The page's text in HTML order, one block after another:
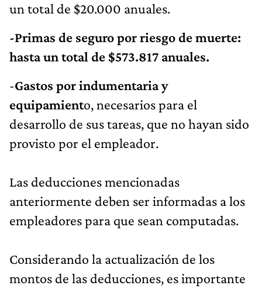
un total de $20.000 anuales.
-Primas de seguro por riesgo de muerte:
hasta un total de $573.817 anuales.
-Gastos por indumentaria y
equipamiento, necesarios para el
desarrollo de sus tareas, que no hayan sido
provisto por el empleador.
Las deducciones mencionadas
anteriormente deben ser informadas a los
empleadores para que sean computadas.
Considerando la actualización de los
montos de las deducciones, es importante